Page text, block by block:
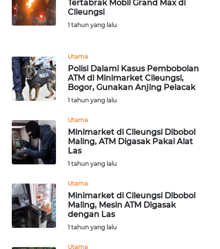
Tertabrak Mobil Grand Max di
Cileungsi
1 tahun yang lalu
Utama
Polisi Dalami Kasus Pembobolan
ATM di Minimarket Cileungsi,
Bogor, Gunakan Anjing Pelacak
1 tahun yang lalu
Utama
Minimarket di Cileungsi Dibobol
Maling, ATM Digasak Pakai Alat
Las
1 tahun yang lalu
Utama
Minimarket di Cileungsi Dibobol
Maling, Mesin ATM Digasak
dengan Las
1 tahun yang lalu
Utama
TAPANULI
UTARA
SAMOSIR
WN
PADANG
LAWAS
WN
SUMEDANG
WN
WN
KEPULAUAN
SERIBU